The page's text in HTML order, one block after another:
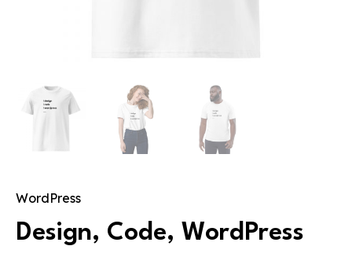
WordPress
Design, Code, WordPress